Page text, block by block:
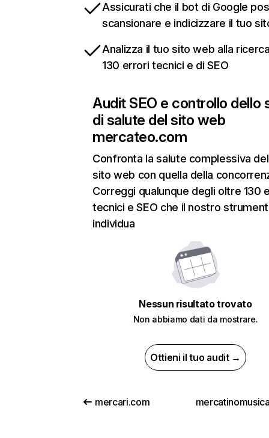
Assicurati che il bot di Google
scansionare e indicizzare il tuo
Analizza il tuo sito web alla
130 errori tecnici e di SEO
Audit SEO e controllo dello
di salute del sito web
mercateo.com
Confronta la salute complessiva
sito web con quella della
Correggi qualunque degli oltre 130
tecnici e SEO che il nostro
individua
Nessun risultato trovato
Non abbiamo dati da mostrare.
Ottieni il tuo audit →
mercari.com